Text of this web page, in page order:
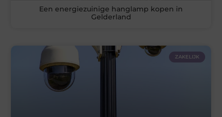
Een energiezuinige hanglamp kopen in
Gelderland
ZAKELIJK